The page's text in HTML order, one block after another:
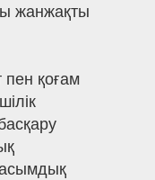
жанжақты
пен қоғам